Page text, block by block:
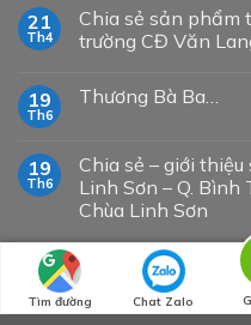
21
Th4
Chia sẻ sản phẩm
trường CĐ Văn
19
Th6
Thương Bà Ba…
19
Th6
Chia sẻ – giới
Linh Sơn – Q.
Chùa Linh Sơn
30
Th4
Buổi chia sẻ sản
240 Đề Thám,
Tìm đường Chat Zalo